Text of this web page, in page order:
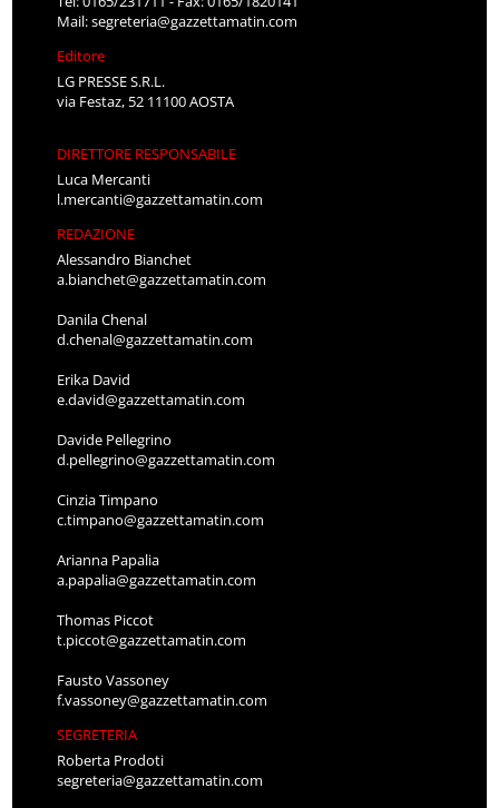
Mail:segreteria@gazzettamatin.com
Editore
LG PRESSE S.R.L.
via Festaz, 52 11100 AOSTA
DIRETTORE RESPONSABILE
Luca Mercanti
l.mercanti@gazzettamatin.com
REDAZIONE
Alessandro Bianchet
a.bianchet@gazzettamatin.com
Danila Chenal
d.chenal@gazzettamatin.com
Erika David
e.david@gazzettamatin.com
Davide Pellegrino
d.pellegrino@gazzettamatin.com
Cinzia Timpano
c.timpano@gazzettamatin.com
Arianna Papalia
a.papalia@gazzettamatin.com
Thomas Piccot
t.piccot@gazzettamatin.com
Fausto Vassoney
f.vassoney@gazzettamatin.com
SEGRETERIA
Roberta Prodoti
segreteria@gazzettamatin.com